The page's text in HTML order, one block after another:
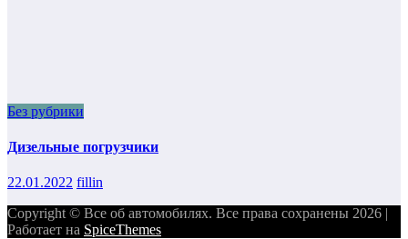
Без рубрики
Дизельные погрузчики
22.01.2022 fillin
Copyright © Все об автомобилях. Все права сохранены 2026 |
Работает на SpiceThemes